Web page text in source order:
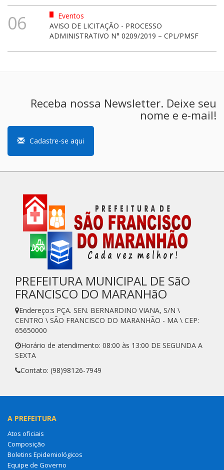
06
Eventos
AVISO DE LICITAÇÃO - PROCESSO
ADMINISTRATIVO N° 0209/2019 – CPL/PMSF
Receba nossa Newsletter. Deixe seu
nome e e-mail!
Cadastre-se aqui
PREFEITURA MUNICIPAL DE SãO
FRANCISCO DO MARANHãO
Endereço:s PÇA. SEN. BERNARDINO VIANA, S/N \
CENTRO \ SÃO FRANCISCO DO MARANHÃO - MA \ CEP:
65650000
Horário de atendimento: 08:00 às 13:00 DE SEGUNDA A
SEXTA
Contato: (98)98126-7949
A PREFEITURA
Atos oficiais
Composição
Boletins Epidemiológicos
Equipe de Governo